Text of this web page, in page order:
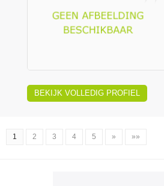
BEKIJK VOLLEDIG PROFIEL
1 2 3 4 5 » »»